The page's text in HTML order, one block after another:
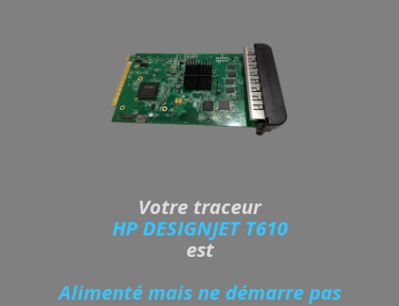
Votre traceur
HP DESIGNJET T610
est
Alimenté mais ne démarre pas